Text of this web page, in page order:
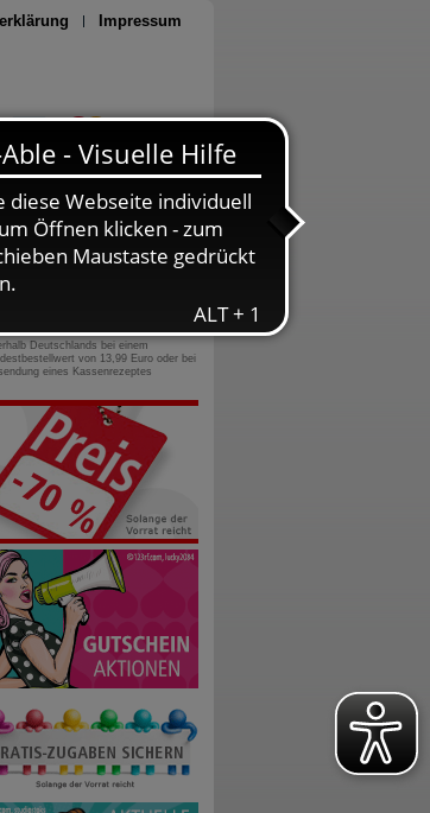
Impressum
Seite drucken
10 11 422
Rufnummer
Deutschlands bei einem
von 13,99 Euro oder bei
eines Kassenrezeptes